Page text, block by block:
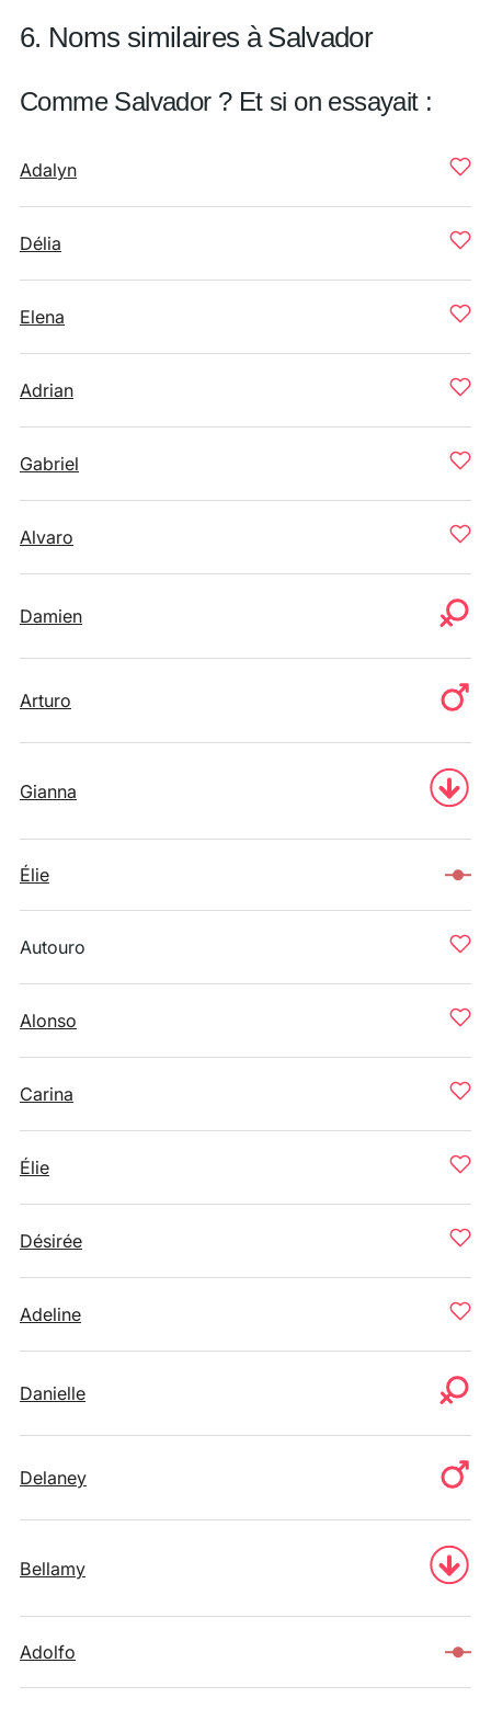
6. Noms similaires à Salvador
Comme Salvador ? Et si on essayait :
Adalyn
Délia
Elena
Adrian
Gabriel
Alvaro
Damien
Arturo
Gianna
Élie
Autouro
Alonso
Carina
Élie
Désirée
Adeline
Danielle
Delaney
Bellamy
Adolfo